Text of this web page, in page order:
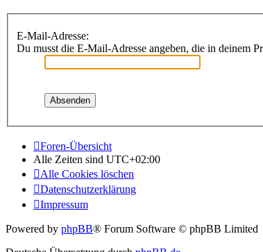
E-Mail-Adresse:
Du musst die E-Mail-Adresse angeben, die in deinem
Foren-Übersicht
Alle Zeiten sind UTC+02:00
Alle Cookies löschen
Datenschutzerklärung
Impressum
Powered by phpBB® Forum Software © phpBB Limited